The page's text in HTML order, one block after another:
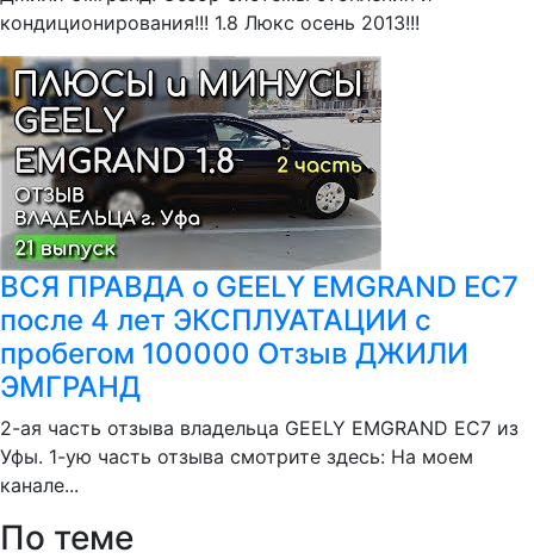
кондиционирования!!! 1.8 Люкс осень 2013!!!
ВСЯ ПРАВДА о GEELY EMGRAND EC7
после 4 лет ЭКСПЛУАТАЦИИ с
пробегом 100000 Отзыв ДЖИЛИ
ЭМГРАНД
2-ая часть отзыва владельца GEELY EMGRAND EC7 из
Уфы. 1-ую часть отзыва смотрите здесь: На моем
канале...
По теме